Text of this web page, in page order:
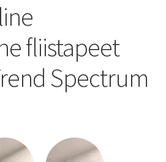
fliistapeet
Spectrum